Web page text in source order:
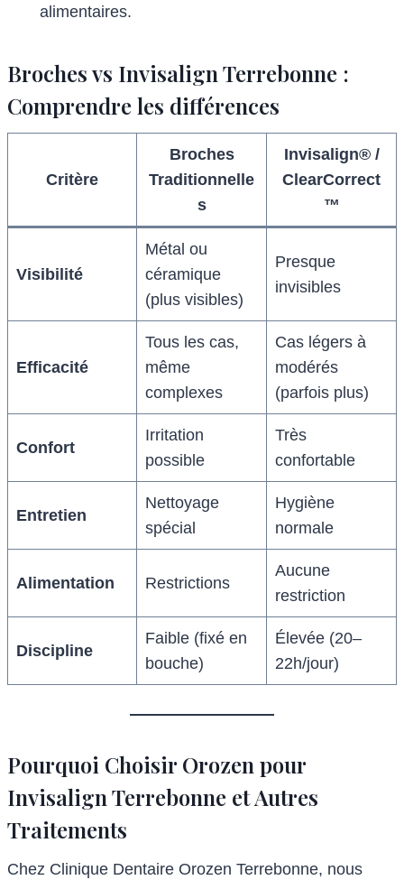
alimentaires.
Broches vs Invisalign Terrebonne :
Comprendre les différences
Critère
Broches
Traditionnelle
s
Invisalign® /
ClearCorrect
™
Visibilité
Métal ou
céramique
(plus visibles)
Presque
invisibles
Efficacité
Tous les cas,
même
complexes
Cas légers à
modérés
(parfois plus)
Confort
Irritation
possible
Très
confortable
Entretien
Nettoyage
spécial
Hygiène
normale
Alimentation Restrictions
Aucune
restriction
Discipline
Faible (fixé en
bouche)
Élevée (20–
22h/jour)
Pourquoi Choisir Orozen pour
Invisalign Terrebonne et Autres
Traitements
Chez Clinique Dentaire Orozen Terrebonne, nous